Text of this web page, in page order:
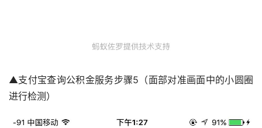
▲支付宝查询公积金服务步骤5（面部对准画面中的小圆圈
进行检测）